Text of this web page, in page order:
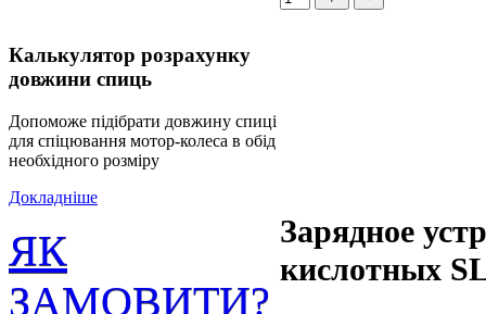
Зарядное
кислотных
Калькулятор розрахунку
довжини спиць
Допоможе підібрати довжину спиці
для спіцювання мотор-колеса в обід
необхідного розміру
Докладніше
ЯК
ЗАМОВИТИ?